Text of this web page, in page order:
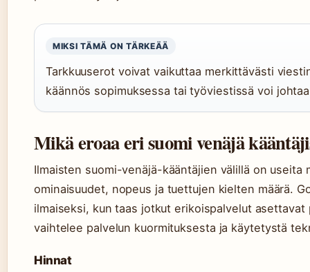
MIKSI TÄMÄ ON TÄRKEÄÄ
Tarkkuuserot voivat vaikuttaa merkittävästi
käännös sopimuksessa tai työviestissä voi
Mikä eroaa eri suomi venäjä
Ilmaisten suomi-venäjä-kääntäjien välillä on useita
ominaisuudet, nopeus ja tuettujen kielten määrä.
ilmaiseksi, kun taas jotkut erikoispalvelut
vaihtelee palvelun kuormituksesta ja käytetystä
Hinnat